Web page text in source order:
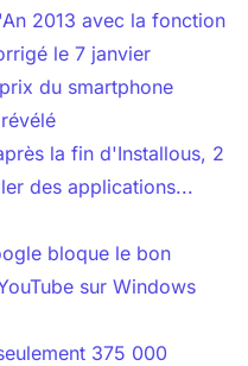
2013 avec la fonction
le 7 janvier
du smartphone
la fin d'Installous, 2
des applications...
bloque le bon
sur Windows
375 000